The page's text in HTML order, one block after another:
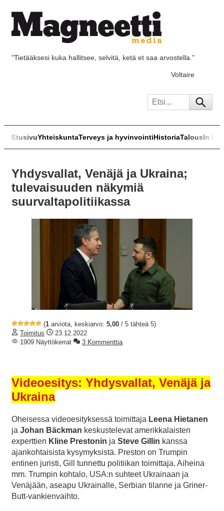
"Tietääksesi kuka hallitsee, selvitä, ketä et saa arvostella."
Voltaire
EtusivuYhteiskuntaTerveys ja hyvinvointiHistoriaTalousIn
Yhdysvallat, Venäjä ja Ukraina;
tulevaisuuden näkymiä
suurvaltapolitiikassa
(1 arviota, keskiarvo: 5,00 / 5 tähteä 5)
Toimitus
23.12.2022
1909 Näyttökerrat
3 Kommenttia
Videoesitys: Yhdysvallat, Venäjä ja
Ukraina
Oheisessa videoesityksessä toimittaja Leena Hietanen
ja Johan Bäckman keskustelevat amerikkalaisten
experttien Kline Prestonin ja Steve Gillin kanssa
ajankohtaisista kysymyksistä. Preston on Trumpin
entinen juristi, Gill tunnettu politiikan toimittaja. Aiheina
mm. Trumpin kohtalo, USA:n suhteet Ukrainaan ja
Venäjään, aseapu Ukrainalle, Serbian tilanne ja Griner-
Butt-vankienvaihto.